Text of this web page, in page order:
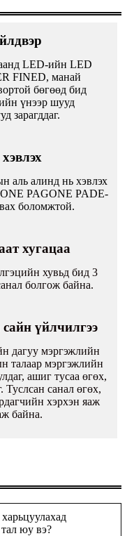
LED-ийн LED
FINED, манай
бөгөөд бид
үнээр шууд
зарагддаг.
аль алинд нь хэвлэх
PAGONE PADE-
боломжтой.
хугацаа
хувьд бид 3
болгож байна.
үйлчилгээ
дагуу мэргэжлийн
талаар мэргэжлийн
ашиг тусаа өгөх,
Туслсан санал өгөх,
хэрхэн яаж
байна.
юу вэ?